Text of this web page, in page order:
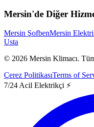
Mersin'de Diğer
Mersin ŞofbenMersin
Usta
© 2026 Mersin Klimacı.
Çerez PolitikasıTerms of
7/24 Acil Elektrikçi ⚡